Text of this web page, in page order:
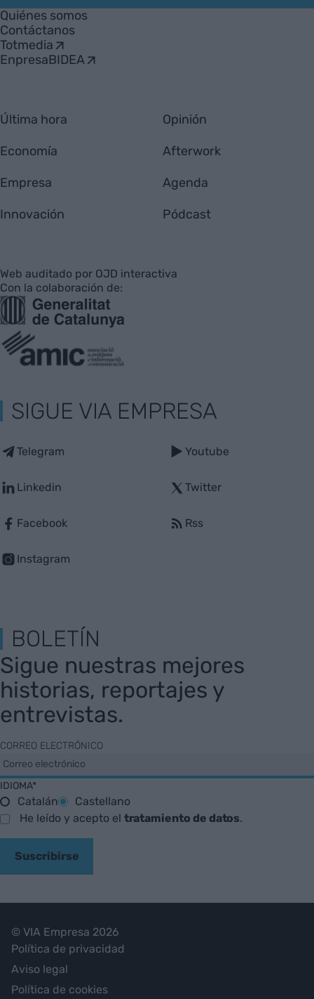
Empresa
Quiénes somos
Contáctanos
Totmedia
EnpresaBIDEA
Última hora
Economía
Empresa
Innovación
Opinión
Afterwork
Agenda
Pódcast
Web auditado por OJD interactiva
Con la colaboración de:
SIGUE VIA EMPRESA
Telegram
Linkedin
Facebook
Instagram
Youtube
Twitter
Rss
BOLETÍN
Sigue nuestras mejores
historias, reportajes y
entrevistas.
CORREO ELECTRÓNICO
IDIOMA*
Catalán
Castellano
He leído y acepto el tratamiento de datos.
Suscribirse
© VIA Empresa 2026
Política de privacidad
Aviso legal
Política de cookies